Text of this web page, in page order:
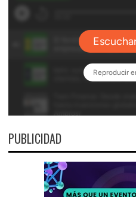
PUBLICIDAD